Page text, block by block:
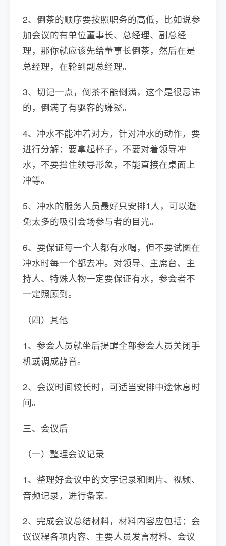
2、倒茶的顺序要按照职务的高低，比如说参
加会议的有单位董事长、总经理、副总经
理，那你就应该先给董事长倒茶，然后在是
总经理，在轮到副总经理。
3、切记一点，倒茶不能倒满，这个是很忌讳
的，倒满了有驱客的嫌疑。
4、冲水不能冲着对方，针对冲水的动作，要
进行分解：要拿起杯子，不要对着领导冲
水，不要挡住领导形象，不能直接在桌面上
冲等。
5、冲水的服务人员最好只安排1人，可以避
免太多的吸引会场参与者的目光。
6、要保证每一个人都有水喝，但不要试图在
冲水时每一个都去冲。对领导、主席台、主
持人、特殊人物一定要保证有水，参会者不
一定照顾到。
（四）其他
1、参会人员就坐后提醒全部参会人员关闭手
机或调成静音。
2、会议时间较长时，可适当安排中途休息时
间。
三、会议后
（一）整理会议记录
1、整理好会议中的文字记录和图片、视频、
音频记录，进行备案。
2、完成会议总结材料，材料内容应包括：会
议议程各项内容、主要人员发言材料、会议